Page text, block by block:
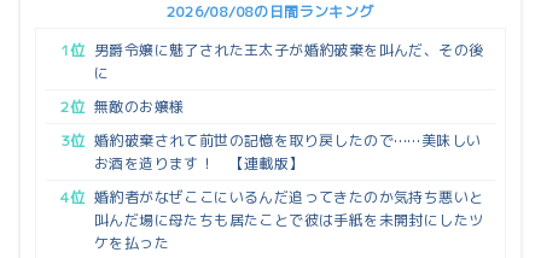
2026/08/08の日間ランキング
1位 男爵令嬢に魅了された王太子が婚約破棄を叫んだ、その後
に
2位 無敵のお嬢様
3位 婚約破棄されて前世の記憶を取り戻したので……美味しい
お酒を造ります！ 【連載版】
4位 婚約者がなぜここにいるんだ追ってきたのか気持ち悪いと
叫んだ場に母たちも居たことで彼は手紙を未開封にしたツ
ケを払った